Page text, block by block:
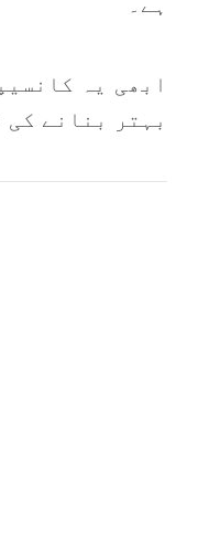
ہے۔
ابھی یہ
بہتر بنانے کی